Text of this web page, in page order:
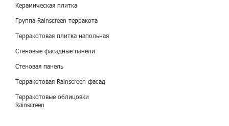
Керамическая плитка
Группа Rainscreen терракота
Терракотовая плитка напольная
Стеновые фасадные панели
Стеновая панель
Терракотовая Rainscreen фасад
Терракотовые облицовки
Rainscreen